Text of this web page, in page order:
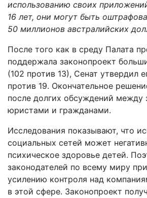
использованию своих
16 лет, они могут быть
50 миллионов австралийских
После того как в среду Палата
поддержала законопроект
(102 против 13), Сенат утвердил
против 19. Окончательное
после долгих обсуждений между
юристами и гражданами.
Исследования показывают, что
социальных сетей может
психическое здоровье детей.
законодателей по всему миру
усилению контроля над
в этой сфере. Законопроект